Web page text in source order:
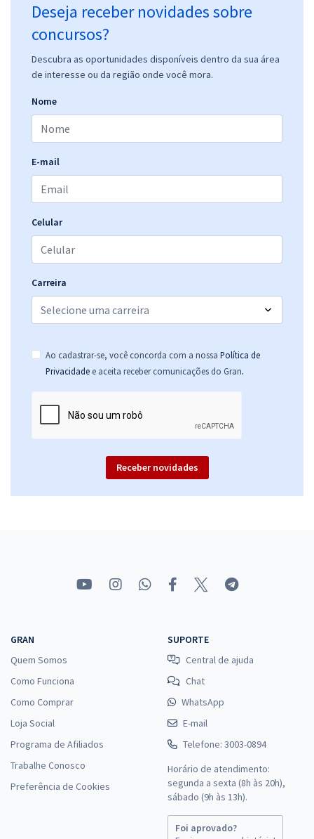
Deseja receber novidades sobre
concursos?
Descubra as oportunidades disponíveis dentro da sua área
de interesse ou da região onde você mora.
Nome
E-mail
Celular
Carreira
Ao cadastrar-se, você concorda com a nossa Política de
Privacidade e aceita receber comunicações do Gran.
Receber novidades
GRAN
Quem Somos
Como Funciona
Como Comprar
Loja Social
Programa de Afiliados
Trabalhe Conosco
Preferência de Cookies
SUPORTE
Central de ajuda
Chat
WhatsApp
E-mail
Telefone: 3003-0894
Horário de atendimento:
segunda a sexta (8h às 20h),
sábado (9h às 13h).
Foi aprovado?